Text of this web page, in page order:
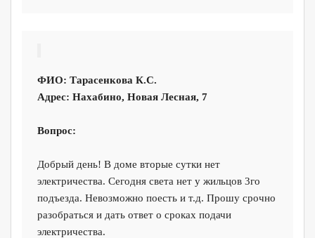
ФИО: Тарасенкова К.С.
Адрес: Нахабино, Новая Лесная, 7
Вопрос:
Добрый день! В доме вторые сутки нет
электричества. Сегодня света нет у жильцов 3го
подъезда. Невозможно поесть и т.д. Прошу срочно
разобраться и дать ответ о сроках подачи
электричества.